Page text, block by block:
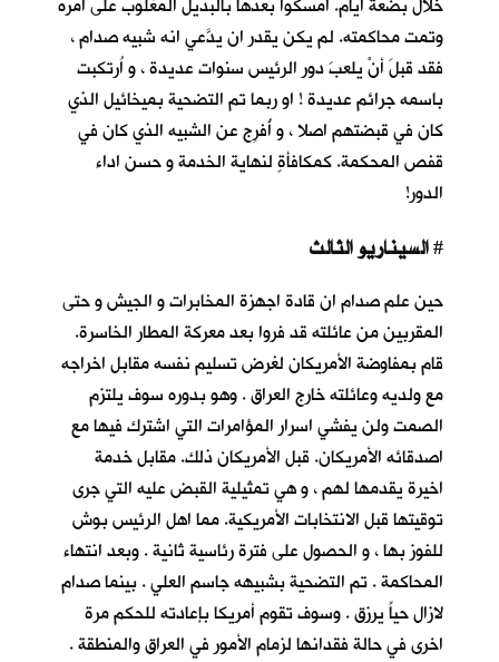
وتمت محاكمته. لم يكن يقدر ان يدَّعي انه شبيه صدام ،
فقد قبلَ أنْ يلعبَ دور الرئيس سنوات عديدة ، و اُرتكبت
باسمه جرائم عديدة ! او ربما تم التضحية بميخائيل الذي
كان في قبضتهم اصلا ، و أُفرِج عن الشبيه الذي كان في
قفص المحكمة. كمكافأةٍ لنهاية الخدمة و حسن اداء
الدور!
#
حين علم صدام ان قادة اجهزة المخابرات و الجيش و حتى
المقربين من عائلته قد فروا بعد معركة المطار الخاسرة.
قام بمفاوضة الأمريكان لغرض تسليم نفسه مقابل اخراجه
مع ولديه وعائلته خارج العراق . وهو بدوره سوف يلتزم
الصمت ولن يفشي اسرار المؤامرات التي اشترك فيها مع
اصدقائه الأمريكان. قبل الأمريكان ذلك. مقابل خدمة
اخيرة يقدمها لهم ، و هي تمثيلية القبض عليه التي جرى
توقيتها قبل الانتخابات الأمريكية. مما اهل الرئيس بوش
للفوز بها ، و الحصول على فترة رئاسية ثانية . وبعد انتهاء
المحاكمة . تم التضحية بشبيهه جاسم العلي . بينما صدام
لازال حياً يرزق . وسوف تقوم أمريكا بإعادته للحكم مرة
اخرى في حالة فقدانها لزمام الأمور في العراق والمنطقة .